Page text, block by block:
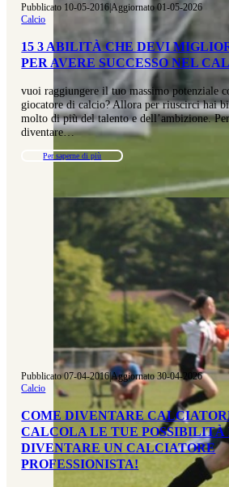
Pubblicato 10-05-2016|Aggiornato 01-05-2026
Calcio
15 3 ABILITÀ CHE DEVI
PER AVERE SUCCESSO NEL
vuoi raggiungere il tuo massimo potenziale
giocatore di calcio? Allora per riuscirci hai
molto di più del talento e dell’ambizione.
diventare…
Per saperne di più
Pubblicato 07-04-2016|Aggiornato 30-04-2026
Calcio
COME DIVENTARE
CALCOLA LE TUE POSSIBILITÀ
DIVENTARE UN CALCIATORE
PROFESSIONISTA!